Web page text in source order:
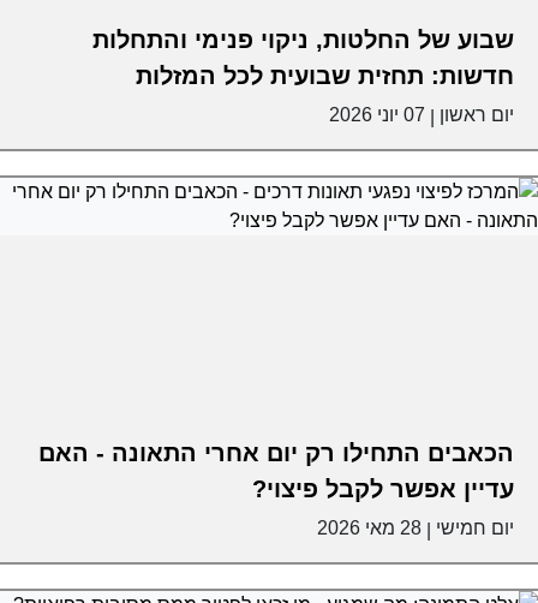
שבוע של החלטות, ניקוי פנימי והתחלות
חדשות: תחזית שבועית לכל המזלות
יום ראשון 07 יוני 2026
הכאבים התחילו רק יום אחרי התאונה - האם
עדיין אפשר לקבל פיצוי?
יום חמישי 28 מאי 2026